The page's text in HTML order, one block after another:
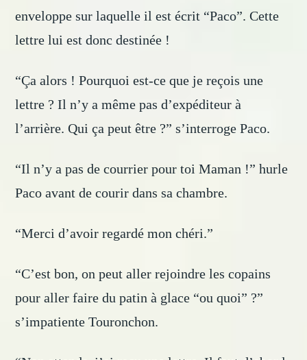
enveloppe sur laquelle il est écrit “Paco”. Cette
lettre lui est donc destinée !
“Ça alors ! Pourquoi est-ce que je reçois une
lettre ? Il n’y a même pas d’expéditeur à
l’arrière. Qui ça peut être ?” s’interroge Paco.
“Il n’y a pas de courrier pour toi Maman !” hurle
Paco avant de courir dans sa chambre.
“Merci d’avoir regardé mon chéri.”
“C’est bon, on peut aller rejoindre les copains
pour aller faire du patin à glace “ou quoi” ?”
s’impatiente Touronchon.